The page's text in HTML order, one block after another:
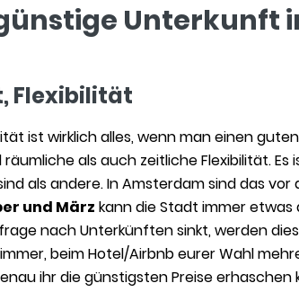
Unterkunft
Flexibilität
ist wirklich alles, wenn man einen
als auch zeitliche Flexibilität. Es
als andere. In Amsterdam sind das vor
und März kann die Stadt immer
nach Unterkünften sinkt, werden
beim Hotel/Airbnb eurer Wahl
ihr die günstigsten Preise erhaschen